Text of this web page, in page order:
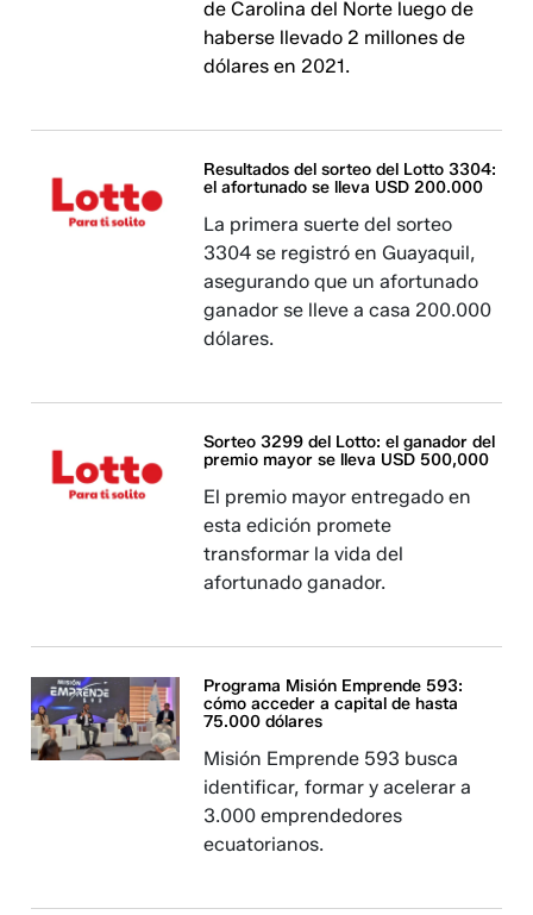
de Carolina del Norte luego de
haberse llevado 2 millones de
dólares en 2021.
Resultados del sorteo del Lotto 3304:
el afortunado se lleva USD 200.000
La primera suerte del sorteo
3304 se registró en Guayaquil,
asegurando que un afortunado
ganador se lleve a casa 200.000
dólares.
Sorteo 3299 del Lotto: el ganador del
premio mayor se lleva USD 500,000
El premio mayor entregado en
esta edición promete
transformar la vida del
afortunado ganador.
Programa Misión Emprende 593:
cómo acceder a capital de hasta
75.000 dólares
Misión Emprende 593 busca
identificar, formar y acelerar a
3.000 emprendedores
ecuatorianos.